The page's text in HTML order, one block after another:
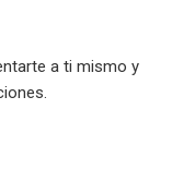
a ti mismo y